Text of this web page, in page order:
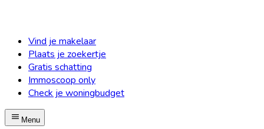
Vind je makelaar
Plaats je zoekertje
Gratis schatting
Immoscoop only
Check je woningbudget
Menu